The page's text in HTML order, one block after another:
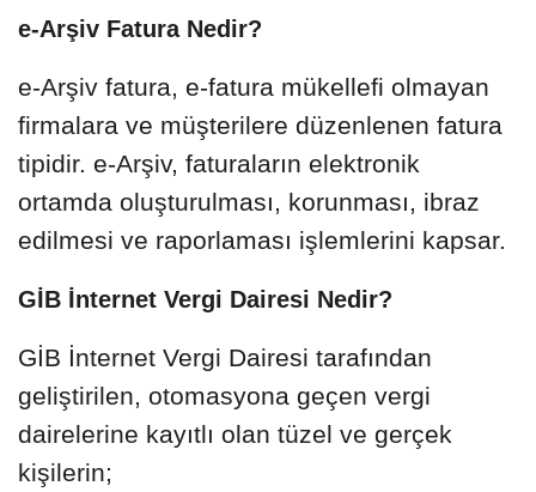
e-Arşiv Fatura Nedir?
e-Arşiv fatura, e-fatura mükellefi olmayan
firmalara ve müşterilere düzenlenen fatura
tipidir. e-Arşiv, faturaların elektronik
ortamda oluşturulması, korunması, ibraz
edilmesi ve raporlaması işlemlerini kapsar.
GİB İnternet Vergi Dairesi Nedir?
GİB İnternet Vergi Dairesi tarafından
geliştirilen, otomasyona geçen vergi
dairelerine kayıtlı olan tüzel ve gerçek
kişilerin;